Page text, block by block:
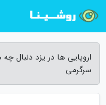
اروپایی ها در یزد دنبال
سرگرمی